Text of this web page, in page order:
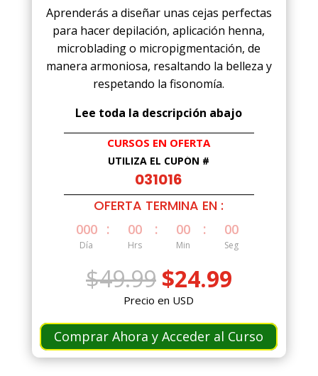
Aprenderás a diseñar unas cejas perfectas
para hacer depilación, aplicación henna,
microblading o micropigmentación, de
manera armoniosa, resaltando la belleza y
respetando la fisonomía.
Lee toda la descripción abajo
CURSOS EN OFERTA
UTILIZA EL CUPÓN #
031016
OFERTA TERMINA EN :
000
Día
: 00
Hrs
: 00
Min
: 00
Seg
$49.99 El
precio
original
era:
$49.99.
$24.99El
es:
$24.99.
Precio en USD
Comprar Ahora y Acceder al Curso